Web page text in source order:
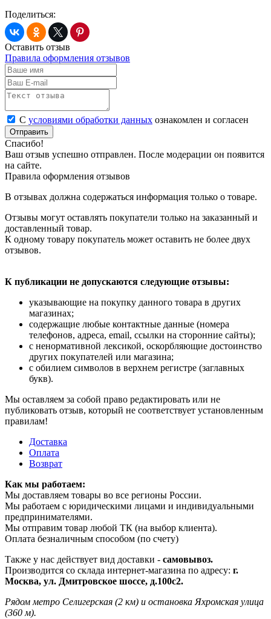
Поделиться:
Оставить отзыв
Правила оформления отзывов
С условиями обработки данных ознакомлен и согласен
Отправить
Спасибо!
Ваш отзыв успешно отправлен. После модерации он появится
на сайте.
Правила оформления отзывов
В отзывах должна содержаться информация только о товаре.
Отзывы могут оставлять покупатели только на заказанный и
доставленный товар.
К одному товару покупатель может оставить не более двух
отзывов.
К публикации не допускаются следующие отзывы:
указывающие на покупку данного товара в других
магазинах;
содержащие любые контактные данные (номера
телефонов, адреса, email, ссылки на сторонние сайты);
с ненормативной лексикой, оскорбляющие достоинство
других покупателей или магазина;
с обилием символов в верхнем регистре (заглавных
букв).
Мы оставляем за собой право редактировать или не
публиковать отзыв, который не соответствует установленным
правилам!
Доставка
Оплата
Возврат
Как мы работаем:
Мы доставляем товары во все регионы России.
Мы работаем с юридическими лицами и индивидуальными
предпринимателями.
Мы отправим товар любой ТК (на выбор клиента).
Оплата безналичным способом (по счету)
Также у нас действует вид доставки - самовывоз.
Производится со склада интернет-магазина по адресу: г.
Москва, ул. Дмитровское шоссе, д.100с2.
Рядом метро Селигерская (2 км) и остановка Яхромская улица
(360 м).